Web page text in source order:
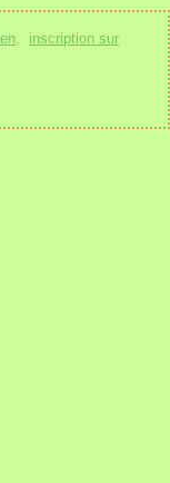
, inscription sur